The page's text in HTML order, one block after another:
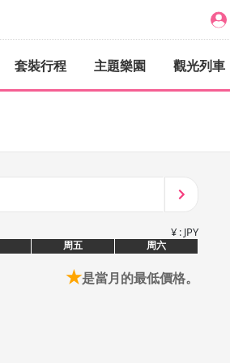
套裝行程 主題樂園 觀光列車
¥ : JPY
周五 周六
★是當月的最低價格。